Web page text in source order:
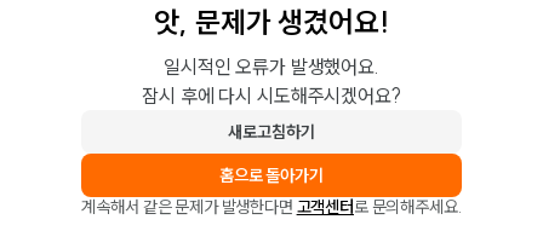
앗, 문제가 생겼어요!
일시적인 오류가 발생했어요.
잠시 후에 다시 시도해주시겠어요?
새로고침하기
홈으로 돌아가기
계속해서 같은 문제가 발생한다면 고객센터로 문의해주세요.